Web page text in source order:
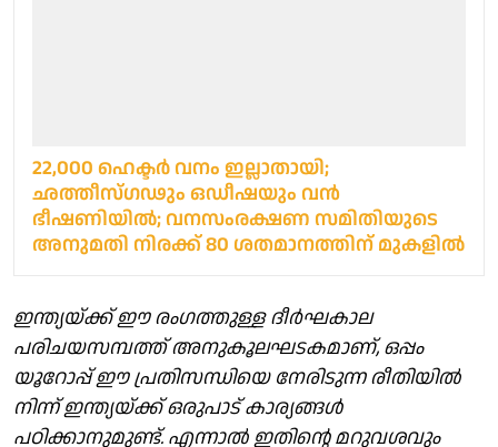
22,000 ഹെക്ടര്‍ വനം ഇല്ലാതായി;
ഛത്തീസ്ഗഢും ഒഡീഷയും വന്‍
ഭീഷണിയില്‍; വനസംരക്ഷണ സമിതിയുടെ
അനുമതി നിരക്ക് 80 ശതമാനത്തിന് മുകളില്‍
ഇന്ത്യയ്ക്ക് ഈ രംഗത്തുള്ള ദീർഘകാല
പരിചയസമ്പത്ത് അനുകൂലഘടകമാണ്, ഒപ്പം
യൂറോപ്പ് ഈ പ്രതിസന്ധിയെ നേരിടുന്ന രീതിയിൽ
നിന്ന് ഇന്ത്യയ്ക്ക് ഒരുപാട് കാര്യങ്ങൾ
പഠിക്കാനുമുണ്ട്. എന്നാൽ ഇതിന്റെ മറുവശവും